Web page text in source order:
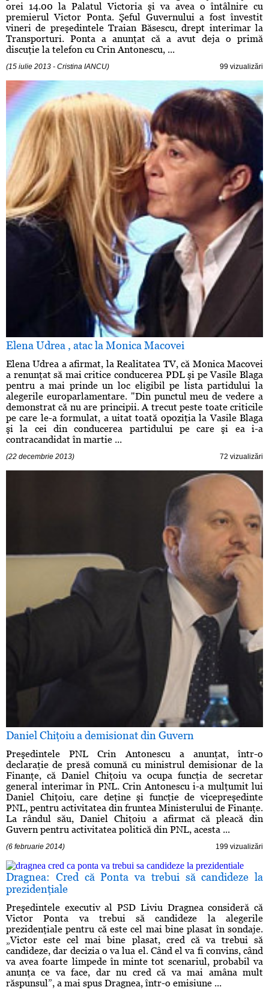
orei 14.00 la Palatul Victoria şi va avea o întâlnire cu
premierul Victor Ponta. Şeful Guvernului a fost învestit
vineri de preşedintele Traian Băsescu, drept interimar la
Transporturi. Ponta a anunţat că a avut deja o primă
discuţie la telefon cu Crin Antonescu, ...
(15 iulie 2013 - Cristina IANCU) 99 vizualizări
Elena Udrea , atac la Monica Macovei
Elena Udrea a afirmat, la Realitatea TV, că Monica Macovei
a renunţat să mai critice conducerea PDL şi pe Vasile Blaga
pentru a mai prinde un loc eligibil pe lista partidului la
alegerile europarlamentare. "Din punctul meu de vedere a
demonstrat că nu are principii. A trecut peste toate criticile
pe care le-a formulat, a uitat toată opoziţia la Vasile Blaga
şi la cei din conducerea partidului pe care şi ea i-a
contracandidat în martie ...
(22 decembrie 2013) 72 vizualizări
Daniel Chiţoiu a demisionat din Guvern
Preşedintele PNL Crin Antonescu a anunţat, într-o
declaraţie de presă comună cu ministrul demisionar de la
Finanţe, că Daniel Chiţoiu va ocupa funcţia de secretar
general interimar în PNL. Crin Antonescu i-a mulţumit lui
Daniel Chiţoiu, care deţine şi funcţie de vicepreşedinte
PNL, pentru activitatea din fruntea Ministerului de Finanţe.
La rândul său, Daniel Chiţoiu a afirmat că pleacă din
Guvern pentru activitatea politică din PNL, acesta ...
(6 februarie 2014) 199 vizualizări
Dragnea: Cred că Ponta va trebui să candideze la
prezidenţiale
Preşedintele executiv al PSD Liviu Dragnea consideră că
Victor Ponta va trebui să candideze la alegerile
prezidenţiale pentru că este cel mai bine plasat în sondaje.
„Victor este cel mai bine plasat, cred că va trebui să
candideze, dar decizia o va lua el. Când el va fi convins, când
va avea foarte limpede în minte tot scenariul, probabil va
anunţa ce va face, dar nu cred că va mai amâna mult
răspunsul”, a mai spus Dragnea, într-o emisiune ...